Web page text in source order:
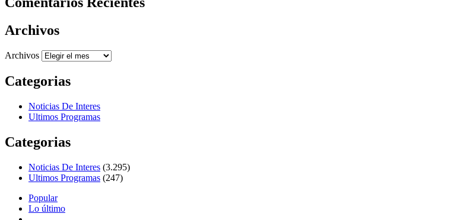
Archivos
Archivos
Categorias
Noticias De Interes
Ultimos Programas
Categorias
Noticias De Interes (3.295)
Ultimos Programas (247)
Popular
Lo último